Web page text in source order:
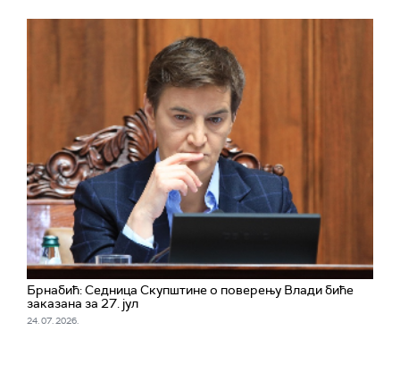
Брнабић: Седница Скупштине о поверењу Влади биће
заказана за 27. јул
24. 07. 2026.